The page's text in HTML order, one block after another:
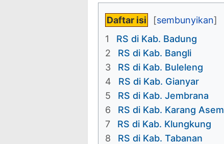
Daftar isi
1
RS di Kab. Badung
2
RS di Kab. Bangli
3
RS di Kab. Buleleng
4
RS di Kab. Gianyar
5
RS di Kab. Jembrana
6
RS di Kab. Karang Asem
7
RS di Kab. Klungkung
8
RS di Kab. Tabanan